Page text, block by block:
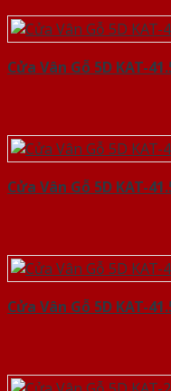
Cửa Vân Gỗ 5D KAT-
Cửa Vân Gỗ 5D KAT-
Cửa Vân Gỗ 5D KAT-